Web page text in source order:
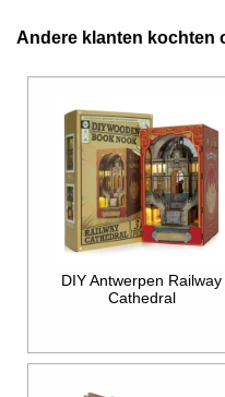
Andere klanten kochten
DIY Antwerpen Railway
Cathedral